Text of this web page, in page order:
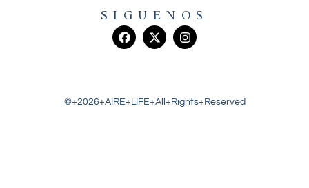
SIGUENOS
©+2026+AIRE+LIFE+All+Rights+Reserved